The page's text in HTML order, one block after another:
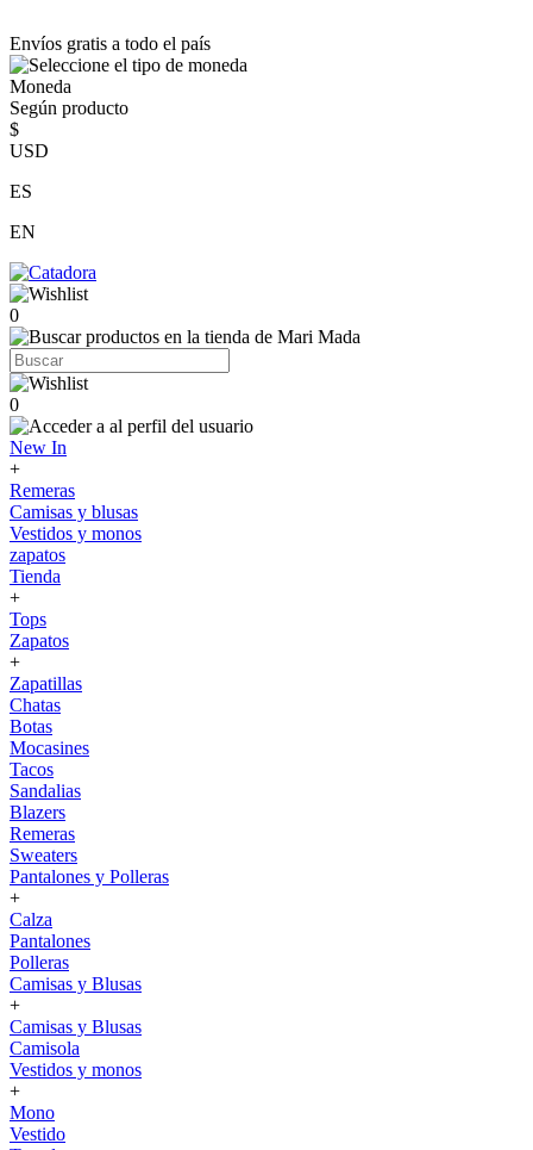
Envíos gratis a todo el país
Moneda
Según producto
$
USD
ES
EN
0
0
New In
+
Remeras
Camisas y blusas
Vestidos y monos
zapatos
Tienda
+
Tops
Zapatos
+
Zapatillas
Chatas
Botas
Mocasines
Tacos
Sandalias
Blazers
Remeras
Sweaters
Pantalones y Polleras
+
Calza
Pantalones
Polleras
Camisas y Blusas
+
Camisas y Blusas
Camisola
Vestidos y monos
+
Mono
Vestido